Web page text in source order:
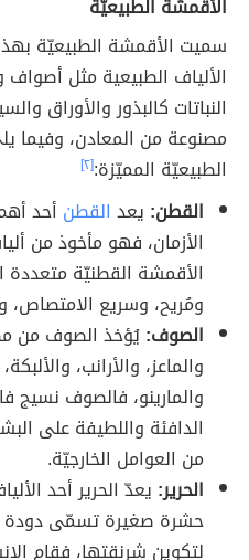
الأقمشة الطبيعيّة
سميت الأقمشة الطبيعيّة
الألياف الطبيعية مثل أصواف
النباتات كالبذور والأوراق
مصنوعة من المعادن، وفيما
الطبيعيّة المميّزة:[٢]
القطن: يعد القطن أحد
الأزمان، فهو مأخوذ من
الأقمشة القطنيّة متعددة
ومُريح، وسريع
الصوف:يُؤخذ الصوف من
والماعز، والأرانب،
والمارينو، فالصوف نسيج
الدافئة واللطيفة على
من العوامل الخارجيّة.
الحرير: يعدّ الحرير أحد
حشرة صغيرة تسمّى دودة
لتكوين شرنقتها، فقام